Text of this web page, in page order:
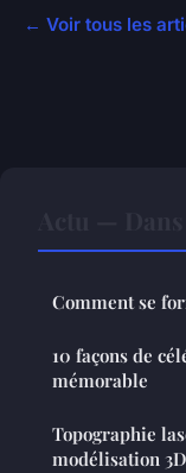
← Voir tous les
Comment se
10 façons de
mémorable
Topographie
modélisation 3D